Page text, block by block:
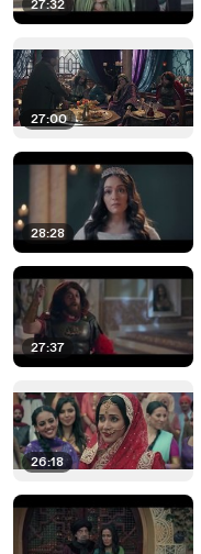
27:32
27:00
28:28
27:37
26:18